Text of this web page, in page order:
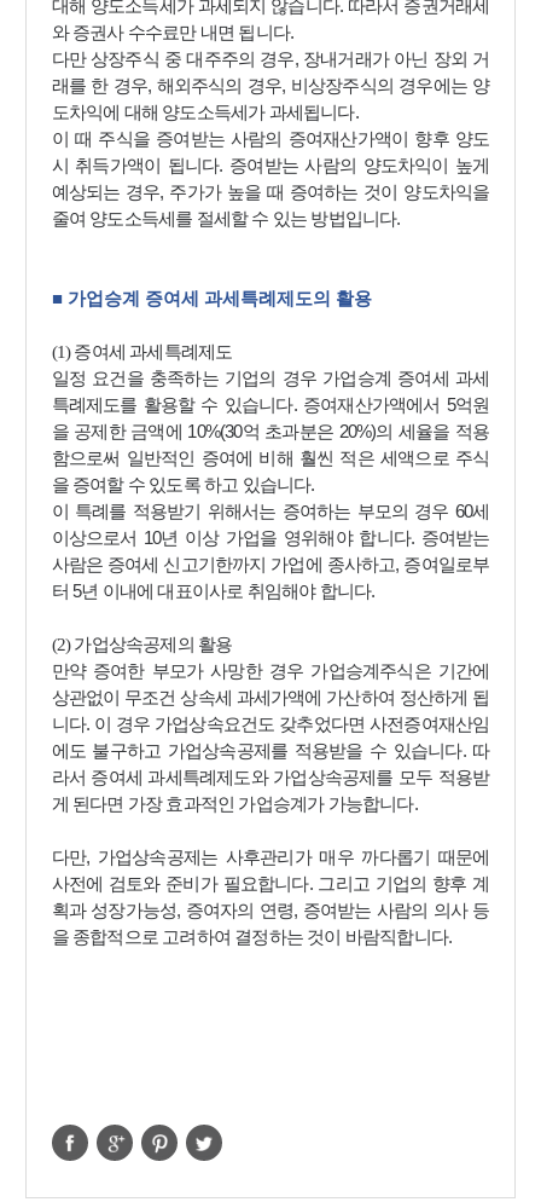
대해 양도소득세가 과세되지 않습니다. 따라서 증권거래세
와 증권사 수수료만 내면 됩니다.
다만 상장주식 중 대주주의 경우, 장내거래가 아닌 장외 거
래를 한 경우, 해외주식의 경우, 비상장주식의 경우에는 양
도차익에 대해 양도소득세가 과세됩니다.
이 때 주식을 증여받는 사람의 증여재산가액이 향후 양도
시 취득가액이 됩니다. 증여받는 사람의 양도차익이 높게
예상되는 경우, 주가가 높을 때 증여하는 것이 양도차익을
줄여 양도소득세를 절세할 수 있는 방법입니다.
■ 가업승계 증여세 과세특례제도의 활용
(1)증여세 과세특례제도
일정 요건을 충족하는 기업의 경우 가업승계 증여세 과세
특례제도를 활용할 수 있습니다. 증여재산가액에서 5억원
을 공제한 금액에 10%(30억 초과분은 20%)의 세율을 적용
함으로써 일반적인 증여에 비해 훨씬 적은 세액으로 주식
을 증여할 수 있도록 하고 있습니다.
이 특례를 적용받기 위해서는 증여하는 부모의 경우 60세
이상으로서 10년 이상 가업을 영위해야 합니다. 증여받는
사람은 증여세 신고기한까지 가업에 종사하고, 증여일로부
터 5년 이내에 대표이사로 취임해야 합니다.
(2)가업상속공제의 활용
만약 증여한 부모가 사망한 경우 가업승계주식은 기간에
상관없이 무조건 상속세 과세가액에 가산하여 정산하게 됩
니다. 이 경우 가업상속요건도 갖추었다면 사전증여재산임
에도 불구하고 가업상속공제를 적용받을 수 있습니다. 따
라서 증여세 과세특례제도와 가업상속공제를 모두 적용받
게 된다면 가장 효과적인 가업승계가 가능합니다.
다만, 가업상속공제는 사후관리가 매우 까다롭기 때문에
사전에 검토와 준비가 필요합니다. 그리고 기업의 향후 계
획과 성장가능성, 증여자의 연령, 증여받는 사람의 의사 등
을 종합적으로 고려하여 결정하는 것이 바람직합니다.